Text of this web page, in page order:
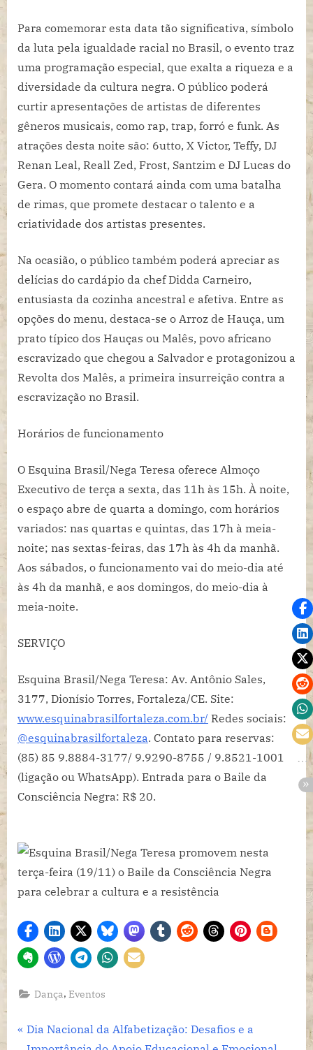
Negra
para
celebrar
cultura
e
a
resistência
Para comemorar esta data tão significativa, símbolo
da luta pela igualdade racial no Brasil, o evento traz
uma programação especial, que exalta a riqueza e a
diversidade da cultura negra. O público poderá
curtir apresentações de artistas de diferentes
gêneros musicais, como rap, trap, forró e funk. As
atrações desta noite são: 6utto, X Victor, Teffy, DJ
Renan Leal, Reall Zed, Frost, Santzim e DJ Lucas do
Gera. O momento contará ainda com uma batalha
de rimas, que promete destacar o talento e a
criatividade dos artistas presentes.
Na ocasião, o público também poderá apreciar as
delícias do cardápio da chef Didda Carneiro,
entusiasta da cozinha ancestral e afetiva. Entre as
opções do menu, destaca-se o Arroz de Hauça, um
prato típico dos Hauças ou Malês, povo africano
escravizado que chegou a Salvador e protagonizou a
Revolta dos Malês, a primeira insurreição contra a
escravização no Brasil.
Horários de funcionamento
O Esquina Brasil/Nega Teresa oferece Almoço
Executivo de terça a sexta, das 11h às 15h. À noite,
o espaço abre de quarta a domingo, com horários
variados: nas quartas e quintas, das 17h à meia-
noite; nas sextas-feiras, das 17h às 4h da manhã.
Aos sábados, o funcionamento vai do meio-dia até
às 4h da manhã, e aos domingos, do meio-dia à
meia-noite.
SERVIÇO
Esquina Brasil/Nega Teresa: Av. Antônio Sales,
3177, Dionísio Torres, Fortaleza/CE. Site:
www.esquinabrasilfortaleza.com.br/ Redes sociais:
@esquinabrasilfortaleza. Contato para reservas:
(85) 85 9.8884-3177/ 9.9290-8755 / 9.8521-1001
(ligação ou WhatsApp). Entrada para o Baile da
Consciência Negra: R$ 20.
Dança,Eventos
Navegação
P
Dia Nacional da Alfabetização: Desafios e a